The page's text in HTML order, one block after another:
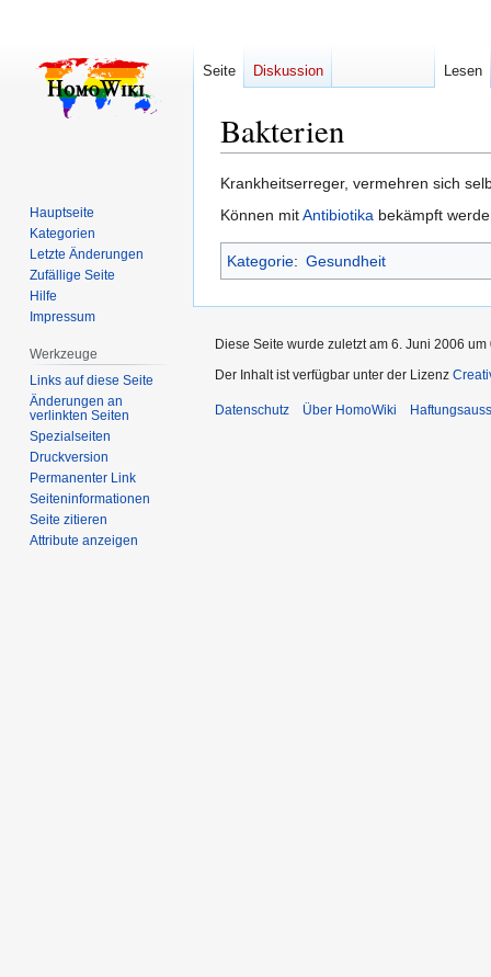
Bakterien
Zur
Navigation
Zur
Suche
Krankheitserreger, vermehren sich
Können mitAntibiotika bekämpft
Kategorie: Gesundheit
Seite Diskussion Lesen
Hauptseite
Kategorien
Letzte Änderungen
Zufällige Seite
Hilfe
Impressum
Werkzeuge
Links auf diese Seite
Änderungen an
verlinkten Seiten
Spezialseiten
Druckversion
Permanenter Link
Seiten­­informationen
Seite zitieren
Attribute anzeigen
Diese Seite wurde zuletzt am 6. Juni 2006
Der Inhalt ist verfügbar unter der Lizenz
Datenschutz Über HomoWiki